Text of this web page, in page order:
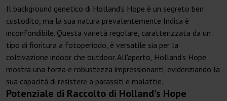
Il background genetico di Holland's Hope è un segreto ben
custodito, ma la sua natura prevalentemente Indica è
inconfondibile. Questa varietà regolare, caratterizzata da un
tipo di fioritura a fotoperiodo, è versatile sia per la
coltivazione indoor che outdoor. All'aperto, Holland's Hope
mostra una forza e robustezza impressionanti, evidenziando la
sua capacità di resistere a parassiti e malattie.
Potenziale di Raccolto di Holland's Hope